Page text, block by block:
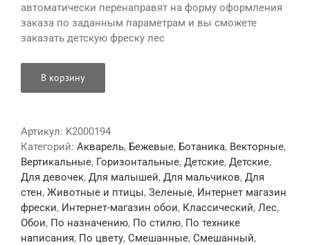
автоматически перенаправят на форму оформления
заказа по заданным параметрам и вы сможете
заказать детскую фреску лес
В корзину
Артикул: K2000194
Категорий: Акварель, Бежевые, Ботаника, Векторные,
Вертикальные, Горизонтальные, Детские, Детские,
Для девочек, Для малышей, Для мальчиков, Для
стен, Животные и птицы, Зеленые, Интернет магазин
фрески, Интернет-магазин обои, Классический, Лес,
Обои, По назначению, По стилю, По технике
написания, По цвету, Смешанные, Смешанный,